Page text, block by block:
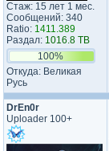
Стаж: 15 лет 1 мес.
Сообщений: 340
Ratio: 1411.389
Раздал: 1016.8 TB
100%
Откуда: Великая
Русь
DrEn0r
Uploader 100+